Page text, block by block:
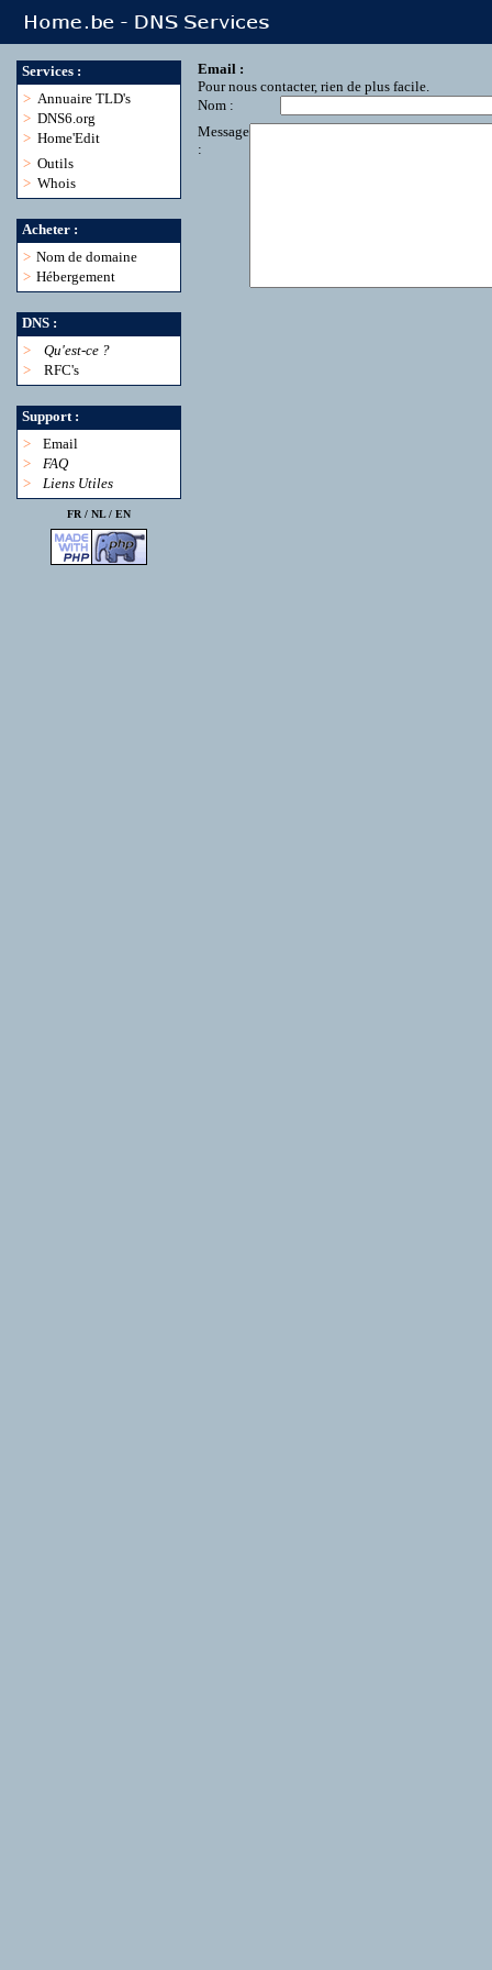
Services :
> Annuaire TLD's
> DNS6.org
> Home'Edit
> Outils
> Whois
Acheter :
> Nom de domaine
> Hébergement
DNS :
>
Qu'est-ce ?
>
RFC's
Support :
>
Email
>
FAQ
>
Liens Utiles
FR / NL/ EN
Email :
Pour nous contacter, rien de plus facile.
Nom :
Message
: